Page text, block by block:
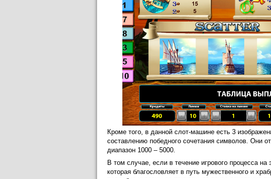
Кроме того, в данной слот-машине есть 3
составлению победного сочетания символов. Они
диапазон 1000 – 5000.
В том случае, если в течение игрового процесса
которая благословляет в путь мужественного и